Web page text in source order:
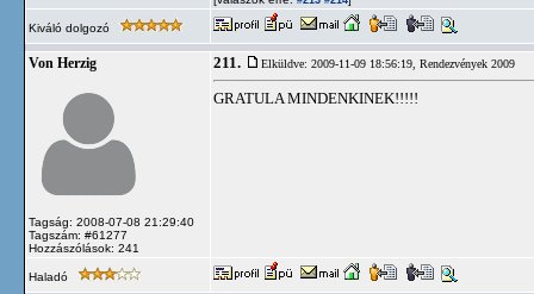
Kiváló dolgozó
Von Herzig
Tagság: 2008-07-08 21:29:40
Tagszám: #61277
Hozzászólások: 241
211. Elküldve: 2009-11-09 18:56:19, Rendezvények 2009
GRATULA MINDENKINEK!!!!!
Haladó